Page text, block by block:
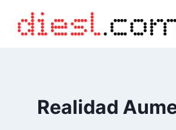
contenido
Realidad